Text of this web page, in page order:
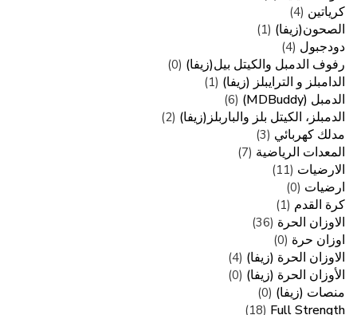
كرياتين (4)
الصحون(زيفا) (1)
دودجبول (4)
رفوف الدمبل والكيتل بيل(زيفا) (0)
الدامبلز و الترايبلز (زيفا) (1)
الدمبل (MDBuddy) (6)
الدمبلز، الكيتل بلز والباربلز(زيفا) (2)
مدلك كهربائي (3)
المعدات الرياضية (7)
الارضيات (11)
ارضيات (0)
كرة القدم (1)
الاوزان الحرة (36)
اوزان حرة (0)
الاوزان الحرة (زيفا) (4)
الأوزان الحرة (زيفا) (0)
منصات (زيفا) (0)
Full Strength
(18)